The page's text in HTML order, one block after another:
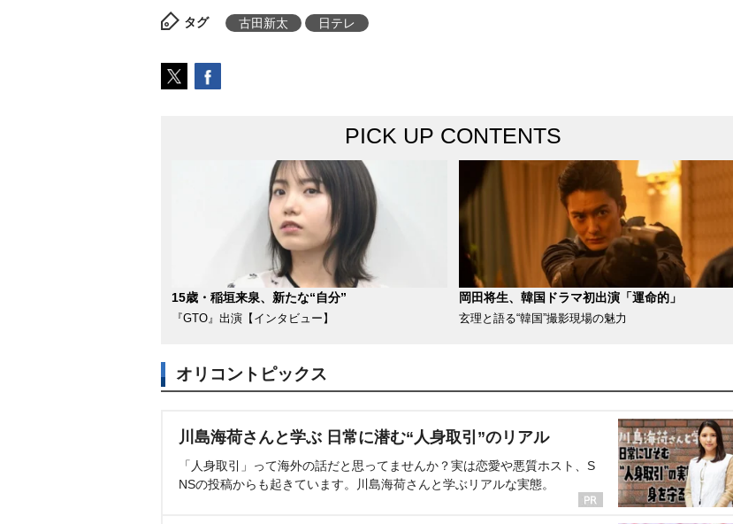
タグ 古田新太 日テレ
PICK UP CONTENTS
15歳・稲垣来泉、新たな“自分”
『GTO』出演【インタビュー】
岡田将生、韓国ドラマ初出演「運命的」
玄理と語る“韓国”撮影現場の魅力
オリコントピックス
川島海荷さんと学ぶ 日常に潜む“人身取引”のリアル
「人身取引」って海外の話だと思ってませんか？実は恋愛や悪質ホスト、S
NSの投稿からも起きています。川島海荷さんと学ぶリアルな実態。